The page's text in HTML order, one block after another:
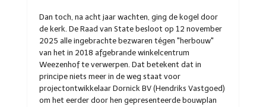
Dan toch, na acht jaar wachten, ging de kogel door
de kerk. De Raad van State besloot op 12 november
2025 alle ingebrachte bezwaren tégen "herbouw"
van het in 2018 afgebrande winkelcentrum
Weezenhof te verwerpen. Dat betekent dat in
principe niets meer in de weg staat voor
projectontwikkelaar Dornick BV (Hendriks Vastgoed)
om het eerder door hen gepresenteerde bouwplan